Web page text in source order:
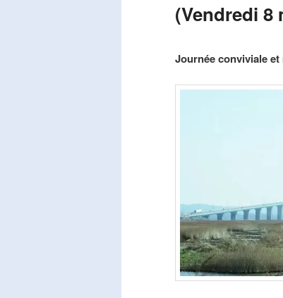
(Vendredi 8
Journée conviviale